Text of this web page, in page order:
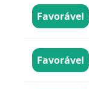
Favorável
Favorável